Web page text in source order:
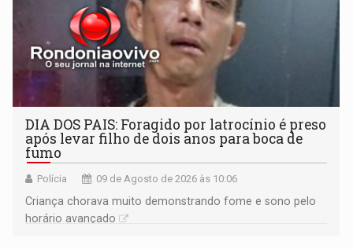
DIA DOS PAIS: Foragido por latrocínio é preso
após levar filho de dois anos para boca de
fumo
Polícia 09 de Agosto de 2026 às 10:06
Criança chorava muito demonstrando fome e sono pelo
horário avançado